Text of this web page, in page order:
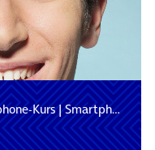
Kurs|Smartphone-Schulung